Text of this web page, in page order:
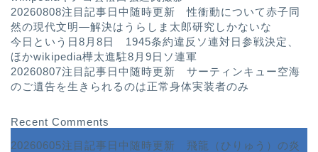
20260808注目記事日中随時更新 性衝動について赤子同
然の現代文明—解決はうらしま太郎研究しかないな
今日という日8月8日 1945条約違反ソ連対日参戦決定、
ほかwikipedia樺太進駐8月9日ソ連軍
20260807注目記事日中随時更新 サーティンキュー空海
のご遺告を生きられるのは正常身体実装者のみ
Recent Comments
20260605注目記事日中随時更新 飛龍（ひりゅう）の炎